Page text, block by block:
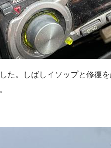
た。しばしイソップと修復